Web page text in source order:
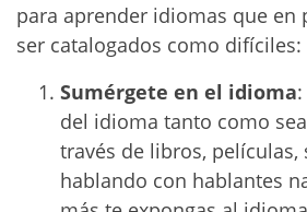
para aprender idiomas que en
ser catalogados como difíciles:
Sumérgete en el idioma
del idioma tanto como
través de libros, películas,
hablando con hablantes